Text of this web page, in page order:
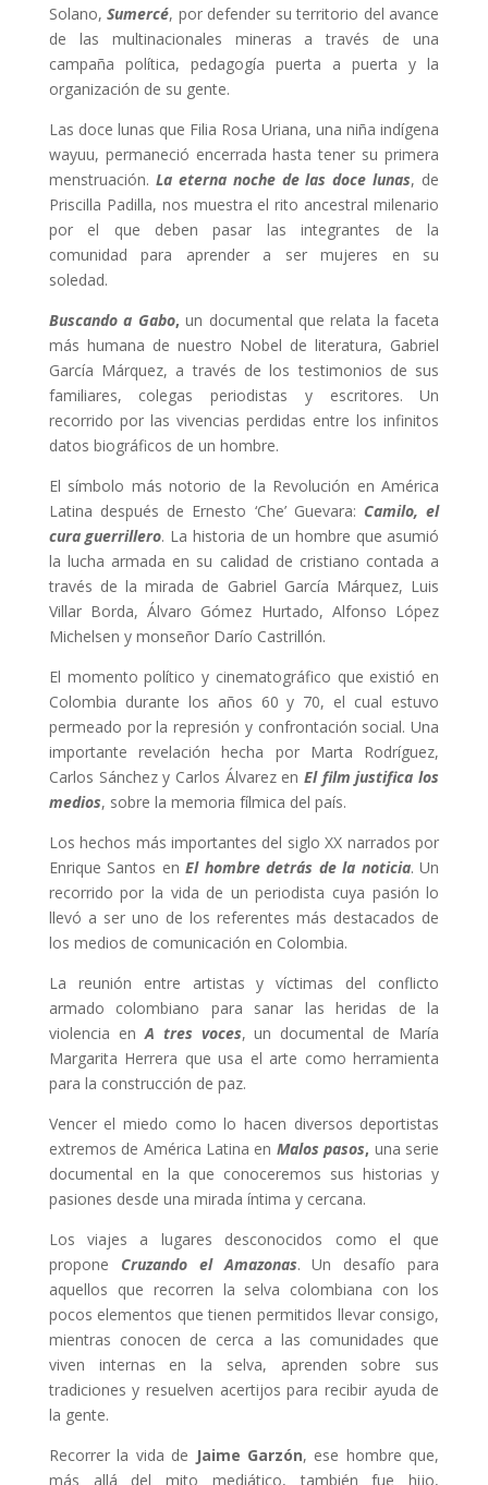
Solano,Sumercé, por defender su territorio del avance
de las multinacionales mineras a través de una
campaña política, pedagogía puerta a puerta y la
organización de su gente.
Las doce lunas que Filia Rosa Uriana, una niña indígena
wayuu, permaneció encerrada hasta tener su primera
menstruación. La eterna noche de las doce lunas, de
Priscilla Padilla, nos muestra el rito ancestral milenario
por el que deben pasar las integrantes de la
comunidad para aprender a ser mujeres en su
soledad.
Buscando a Gabo, un documental que relata la faceta
más humana de nuestro Nobel de literatura, Gabriel
García Márquez, a través de los testimonios de sus
familiares, colegas periodistas y escritores. Un
recorrido por las vivencias perdidas entre los infinitos
datos biográficos de un hombre.
El símbolo más notorio de la Revolución en América
Latina después de Ernesto ‘Che’ Guevara: Camilo, el
cura guerrillero. La historia de un hombre que asumió
la lucha armada en su calidad de cristiano contada a
través de la mirada de Gabriel García Márquez, Luis
Villar Borda, Álvaro Gómez Hurtado, Alfonso López
Michelsen y monseñor Darío Castrillón.
El momento político y cinematográfico que existió en
Colombia durante los años 60 y 70, el cual estuvo
permeado por la represión y confrontación social. Una
importante revelación hecha por Marta Rodríguez,
Carlos Sánchez y Carlos Álvarez enEl film justifica los
medios, sobre la memoria fílmica del país.
Los hechos más importantes del siglo XX narrados por
Enrique Santos enEl hombre detrás de la noticia. Un
recorrido por la vida de un periodista cuya pasión lo
llevó a ser uno de los referentes más destacados de
los medios de comunicación en Colombia.
La reunión entre artistas y víctimas del conflicto
armado colombiano para sanar las heridas de la
violencia en A tres voces, un documental de María
Margarita Herrera que usa el arte como herramienta
para la construcción de paz.
Vencer el miedo como lo hacen diversos deportistas
extremos de América Latina en Malos pasos, una serie
documental en la que conoceremos sus historias y
pasiones desde una mirada íntima y cercana.
Los viajes a lugares desconocidos como el que
propone
Cruzando el Amazonas. Un desafío para
aquellos que recorren la selva colombiana con los
pocos elementos que tienen permitidos llevar consigo,
mientras conocen de cerca a las comunidades que
viven internas en la selva, aprenden sobre sus
tradiciones y resuelven acertijos para recibir ayuda de
la gente.
Recorrer la vida de Jaime Garzón, ese hombre que,
más allá del mito mediático, también fue hijo,